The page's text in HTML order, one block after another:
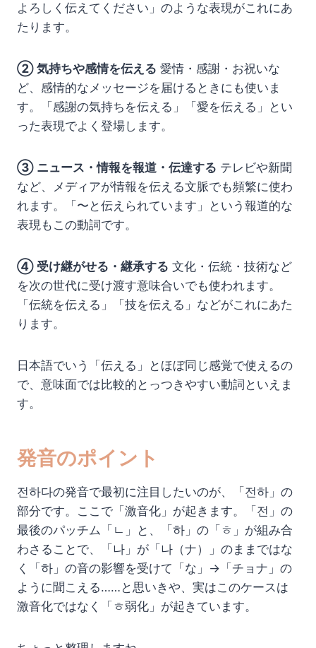
よろしく伝えてください」のような表現がこれにあ
たります。
② 気持ちや感情を伝える 愛情・感謝・お祝いな
ど、感情的なメッセージを届けるときにも使いま
す。「感謝の気持ちを伝える」「愛を伝える」とい
った表現でよく登場します。
③ ニュース・情報を報道・伝達する テレビや新聞
など、メディアが情報を伝える文脈でも頻繁に使わ
れます。「〜と伝えられています」という報道的な
表現もこの動詞です。
④ 受け継がせる・継承する 文化・伝統・技術など
を次の世代に受け渡す意味合いでも使われます。
「伝統を伝える」「技を伝える」などがこれにあた
ります。
日本語でいう「伝える」とほぼ同じ感覚で使えるの
で、意味面では比較的とっつきやすい動詞といえま
す。
発音のポイント
전하다の発音で最初に注目したいのが、「전하」の
部分です。ここで「激音化」が起きます。「전」の
最後のパッチム「ㄴ」と、「하」の「ㅎ」が組み合
わさることで、「나」が「나（ナ）」のままではな
く「하」の音の影響を受けて「な」→「チョナ」の
ように聞こえる……と思いきや、実はこのケースは
激音化ではなく「ㅎ弱化」が起きています。